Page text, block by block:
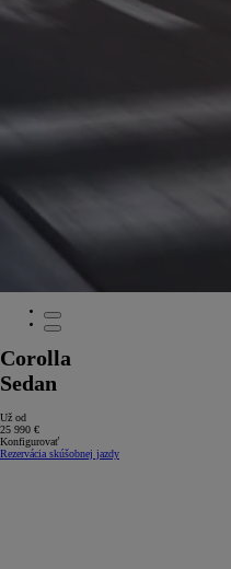
Corolla
Sedan
Už od
25 990 €
Konfigurovať
Rezervácia skúšobnej jazdy